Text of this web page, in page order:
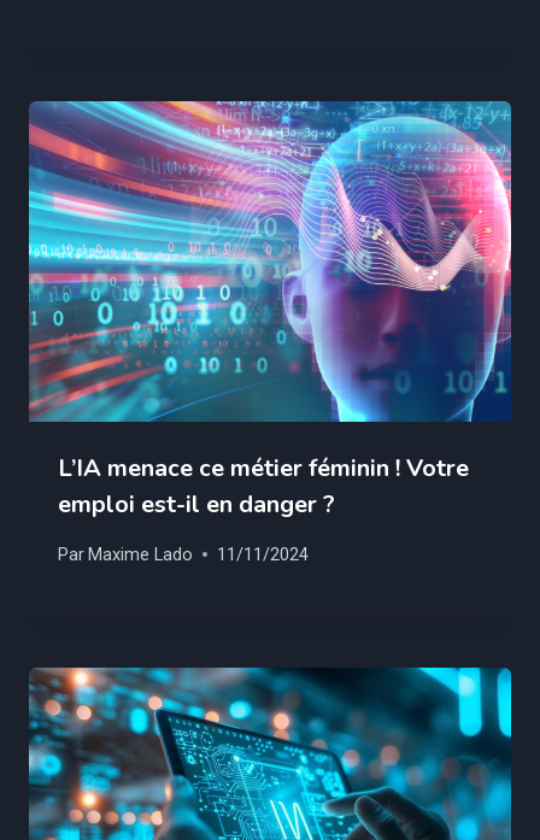
L’IA menace ce métier féminin ! Votre
emploi est-il en danger ?
Par Maxime Lado 11/11/2024